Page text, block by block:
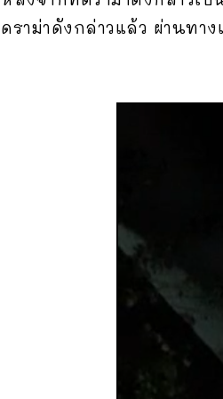
ดราม่าดังกล่าวแล้ว ผ่านทาง